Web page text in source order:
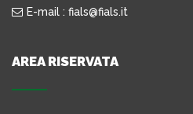
E-mail : fials@fials.it
AREA RISERVATA